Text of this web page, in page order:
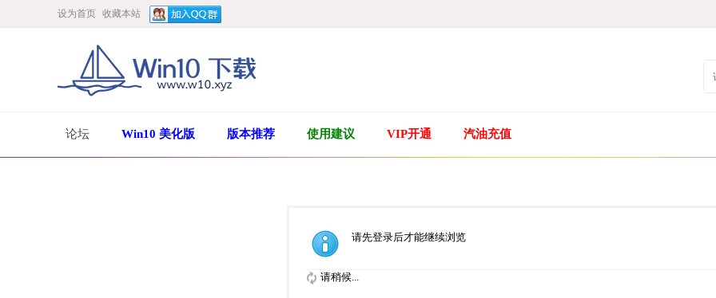
设为首页 收藏本站
论坛 Win10 美化版 版本推荐 使用建议 VIP开通 汽油充值
请先登录后才能继续浏览
请稍候...